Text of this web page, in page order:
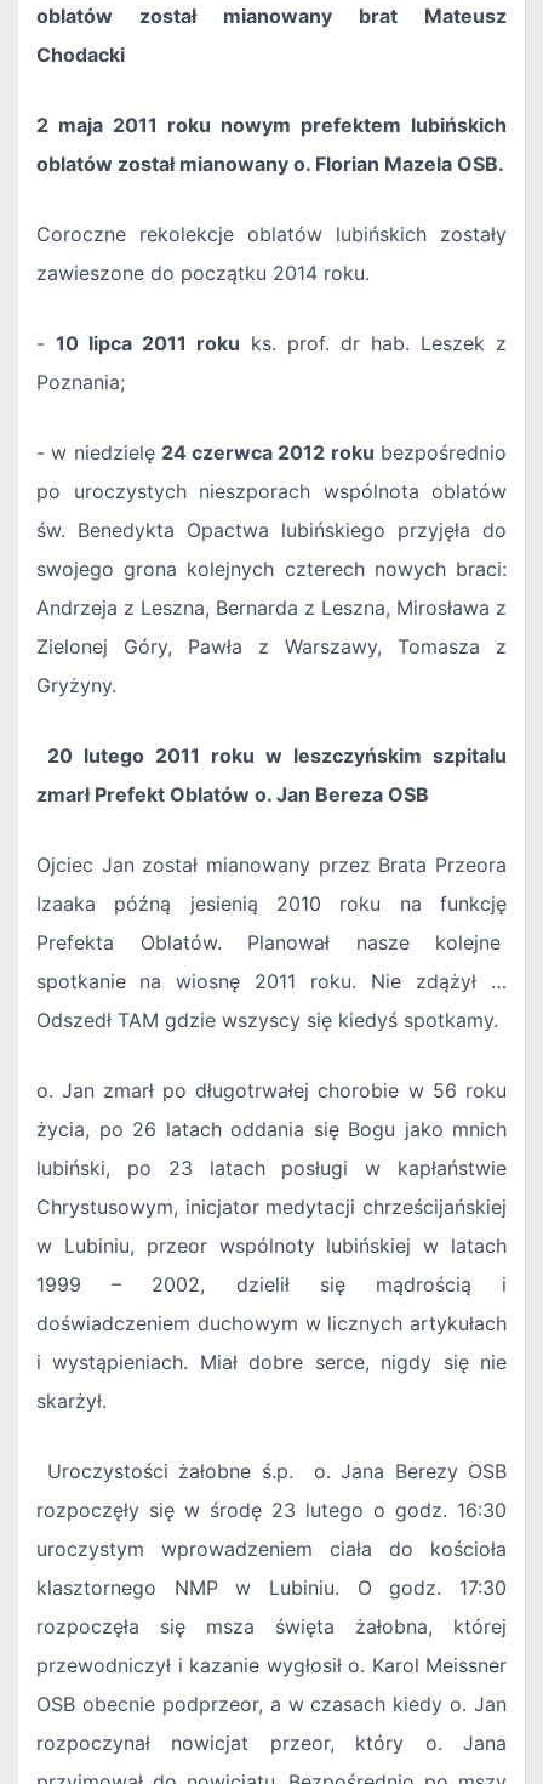
oblatów został mianowany brat Mateusz
Chodacki
2 maja 2011 roku nowym prefektem lubińskich
oblatów został mianowany o. Florian Mazela OSB.
Coroczne rekolekcje oblatów lubińskich zostały
zawieszone do początku 2014 roku.
- 10 lipca 2011 roku ks. prof. dr hab. Leszek z
Poznania;
- w niedzielę 24 czerwca 2012 roku bezpośrednio
po uroczystych nieszporach wspólnota oblatów
św. Benedykta Opactwa lubińskiego przyjęła do
swojego grona kolejnych czterech nowych braci:
Andrzeja z Leszna, Bernarda z Leszna, Mirosława z
Zielonej Góry, Pawła z Warszawy, Tomasza z
Gryżyny.
20 lutego 2011 roku w leszczyńskim szpitalu
zmarł Prefekt Oblatów o. Jan Bereza OSB
Ojciec Jan został mianowany przez Brata Przeora
Izaaka późną jesienią 2010 roku na funkcję
Prefekta Oblatów. Planował nasze kolejne
spotkanie na wiosnę 2011 roku. Nie zdążył …
Odszedł TAM gdzie wszyscy się kiedyś spotkamy.
o. Jan zmarł po długotrwałej chorobie w 56 roku
życia, po 26 latach oddania się Bogu jako mnich
lubiński, po 23 latach posługi w kapłaństwie
Chrystusowym, inicjator medytacji chrześcijańskiej
w Lubiniu, przeor wspólnoty lubińskiej w latach
1999 – 2002, dzielił się mądrością i
doświadczeniem duchowym w licznych artykułach
i wystąpieniach. Miał dobre serce, nigdy się nie
skarżył.
Uroczystości żałobne ś.p. o. Jana Berezy OSB
rozpoczęły się w środę 23 lutego o godz. 16:30
uroczystym wprowadzeniem ciała do kościoła
klasztornego NMP w Lubiniu. O godz. 17:30
rozpoczęła się msza święta żałobna, której
przewodniczył i kazanie wygłosił o. Karol Meissner
OSB obecnie podprzeor, a w czasach kiedy o. Jan
rozpoczynał nowicjat przeor, który o. Jana